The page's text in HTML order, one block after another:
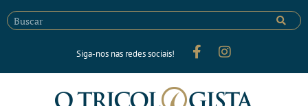
Siga-nos nas redes sociais!